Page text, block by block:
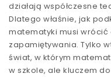
działają współczesne
Dlatego właśnie, jak
matematyki musi
zapamiętywania. Tylko
świat, w którym
w szkole, ale kluczem